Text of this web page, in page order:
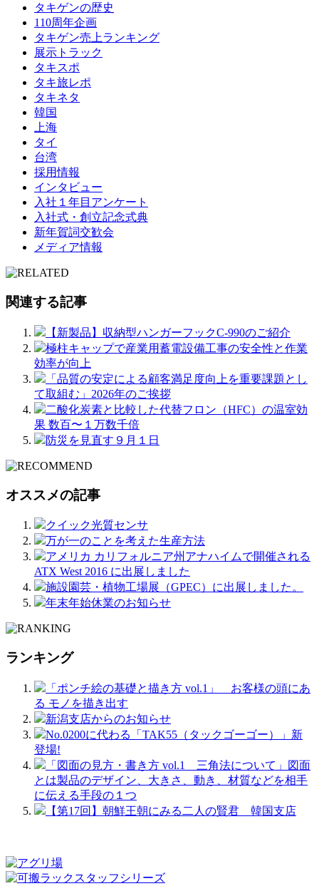
タキゲンの歴史
110周年企画
タキゲン売上ランキング
展示トラック
タキスポ
タキ旅レポ
タキネタ
韓国
上海
タイ
台湾
採用情報
インタビュー
入社１年目アンケート
入社式・創立記念式典
新年賀詞交歓会
メディア情報
関連する記事
【新製品】収納型ハンガーフックC-990のご紹介
極柱キャップで産業用蓄電設備工事の安全性と作業
効率が向上
「品質の安定による顧客満足度向上を重要課題とし
て取組む」2026年のご挨拶
二酸化炭素と比較した代替フロン（HFC）の温室効
果 数百〜１万数千倍
防災を見直す９月１日
オススメの記事
クイック光質センサ
万が一のことを考えた生産方法
アメリカ カリフォルニア州アナハイムで開催される
ATX West 2016 に出展しました
施設園芸・植物工場展（GPEC）に出展しました。
年末年始休業のお知らせ
ランキング
「ポンチ絵の基礎と描き方 vol.1」 お客様の頭にあ
る モノを描き出す
新潟支店からのお知らせ
No.0200に代わる「TAK55（タックゴーゴー）」新
登場!
「図面の見方・書き方 vol.1 三角法について」図面
とは製品のデザイン、大きさ、動き、材質などを相手
に伝える手段の１つ
【第17回】朝鮮王朝にみる二人の賢君 韓国支店